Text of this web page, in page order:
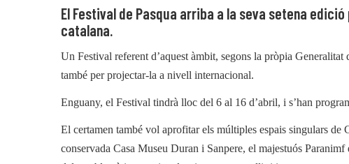
El Festival de Pasqua arriba a la seva setena
catalana.
Un Festival referent d’aquest àmbit, segons la pròpia
també per projectar-la a nivell internacional.
Enguany, el Festival tindrà lloc del 6 al 16 d’abril, i s’han
El certamen també vol aprofitar els múltiples espais singulars
conservada Casa Museu Duran i Sanpere, el majestuós